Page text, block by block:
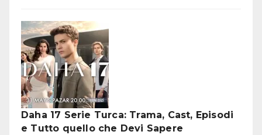
Daha 17 Serie Turca: Trama, Cast, Episodi
e Tutto quello che Devi Sapere